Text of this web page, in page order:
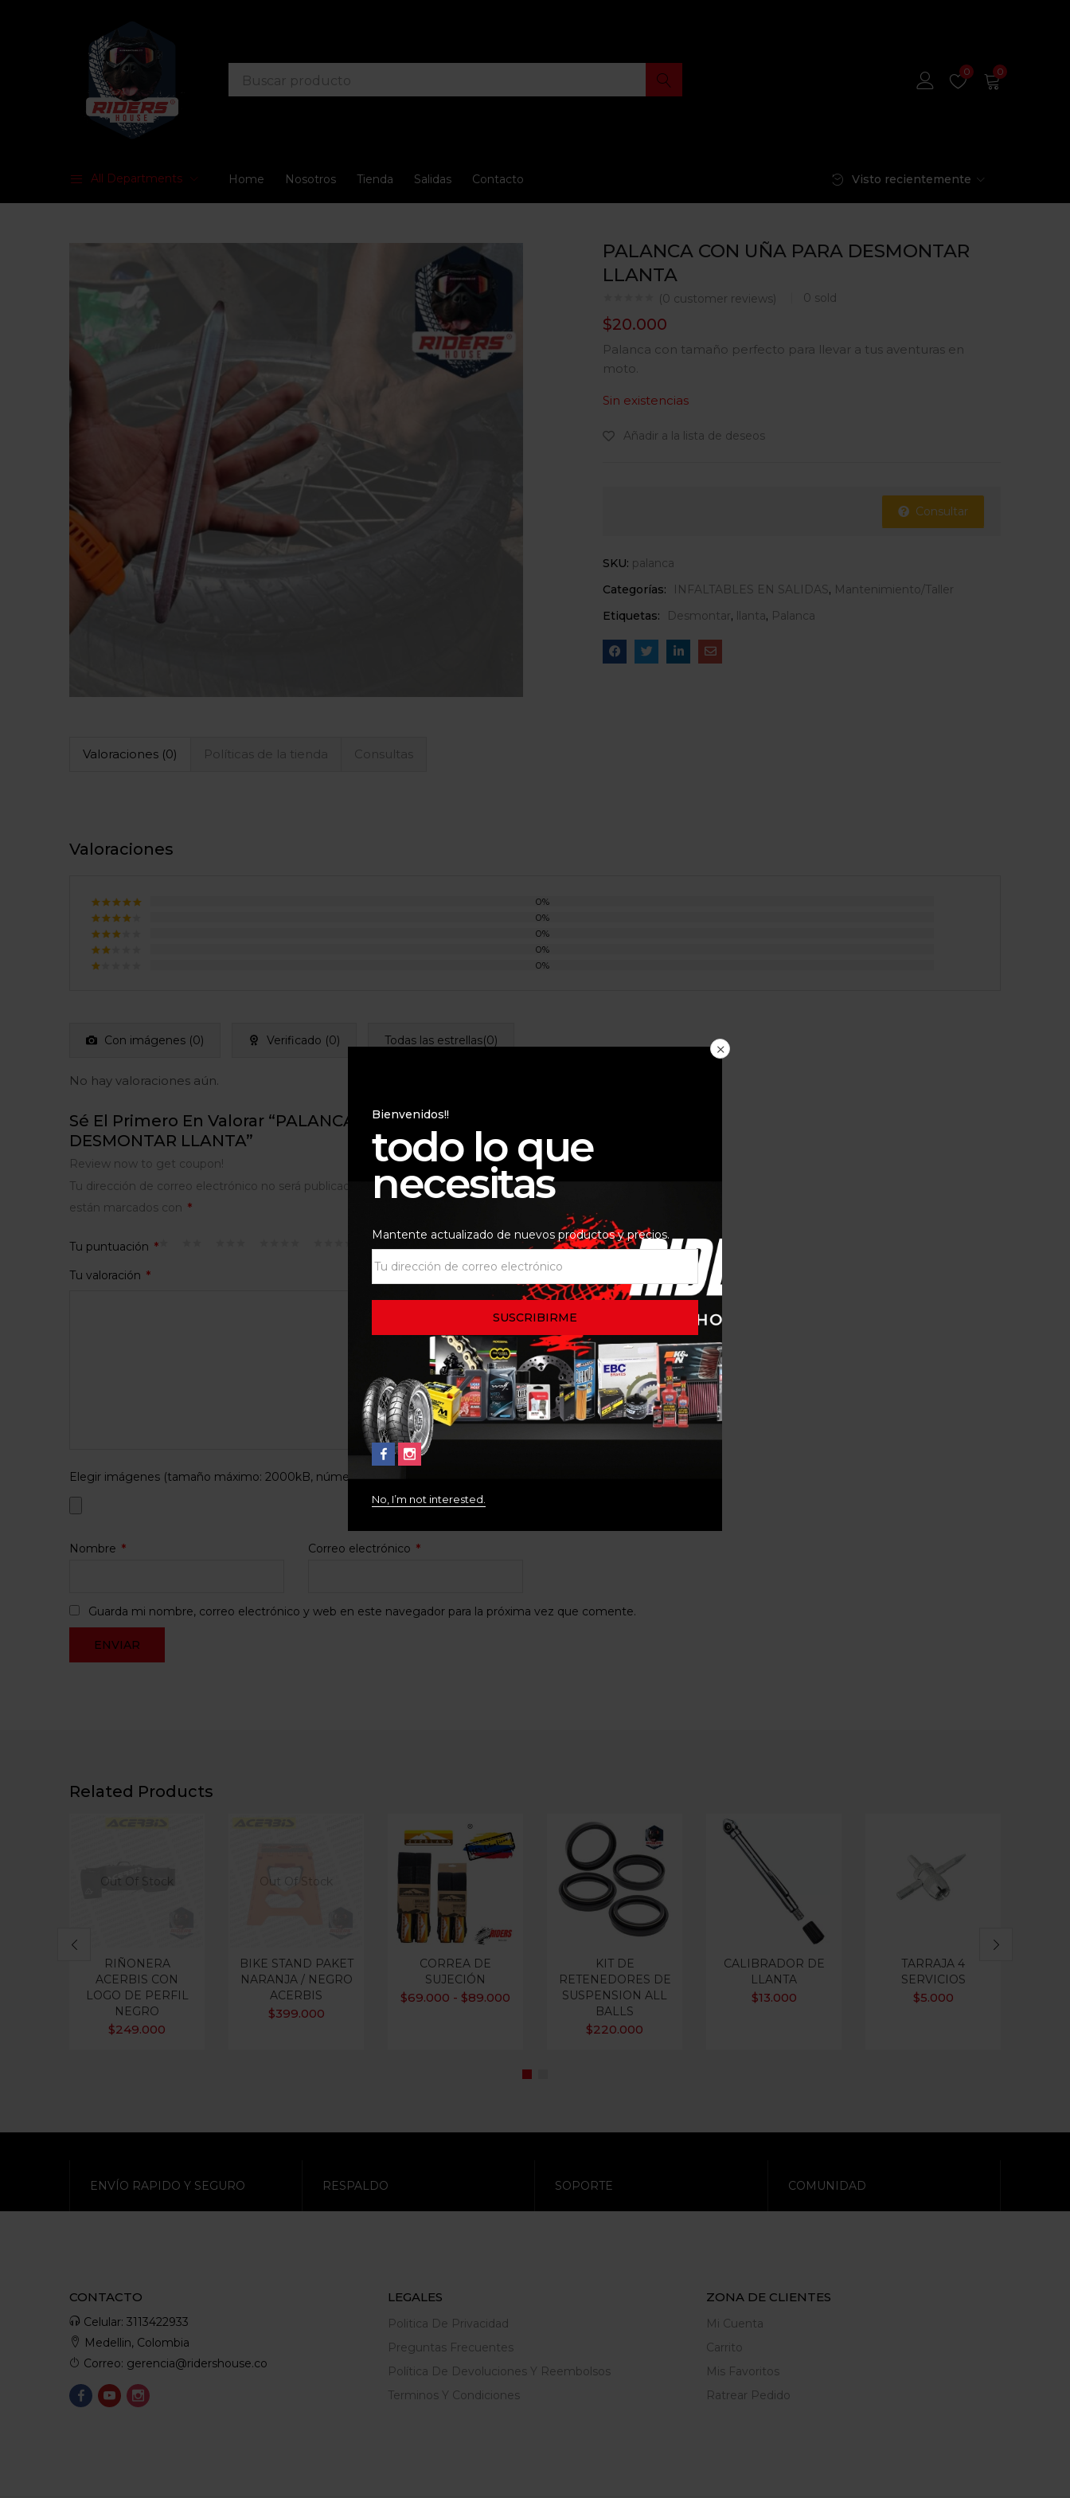
0 0
All Departments Home Nosotros Tienda Salidas Contacto Visto recientemente
PALANCA CON UÑA PARA DESMONTAR
LLANTA
(0 customer reviews) 0 sold
$20.000
Palanca con tamaño perfecto para llevar a tus aventuras en
moto.
Sin existencias
Añadir a la lista de deseos
Consultar
SKU: palanca
Categorías:
INFALTABLES EN SALIDAS, Mantenimiento/Taller
Etiquetas:
Desmontar, llanta, Palanca
Valoraciones (0) Políticas de la tienda Consultas
Valoraciones
Valorado
con5
0%
Valorado
con
0%
Valorado
con
0%
Valorado
0%
5
0%
Con imágenes (0) Verificado (0) Todas las estrellas(0)
No hay valoraciones aún.
Sé El Primero En Valorar “PALANCA CON UÑA PARA
DESMONTAR LLANTA”
Review now to get coupon!
Tu dirección de correo electrónico no será publicada.
Los campos obligatorios
están marcados con *
Tu puntuación *
Tu valoración *
Elegir imágenes (tamaño máximo: 2000kB, número máximo de archivos: 2)
Nombre * Correo electrónico *
Guarda mi nombre, correo electrónico y web en este navegador para la próxima vez que comente.
Related Products
Out Of Stock
RIÑONERA
ACERBIS CON
LOGO DE PERFIL
NEGRO
$249.000
Out Of Stock
BIKE STAND PAKET
NARANJA / NEGRO
ACERBIS
$399.000
CORREA DE
SUJECIÓN
$69.000 - $89.000
KIT DE
RETENEDORES DE
SUSPENSION ALL
BALLS
$220.000
CALIBRADOR DE
LLANTA
$13.000
TARRAJA 4
SERVICIOS
$5.000
Bienvenidos!!
todo lo que
necesitas
Mantente actualizado de nuevos productos y precios.
No, I’m not interested.
ENVÍO RAPIDO Y SEGURO RESPALDO SOPORTE COMUNIDAD
CONTACTO
Celular: 3113422933
Medellin, Colombia
Correo: gerencia@ridershouse.co
LEGALES
Politica De Privacidad
Preguntas Frecuentes
Política De Devoluciones Y Reembolsos
Terminos Y Condiciones
ZONA DE CLIENTES
Mi Cuenta
Carrito
Mis Favoritos
Ratrear Pedido